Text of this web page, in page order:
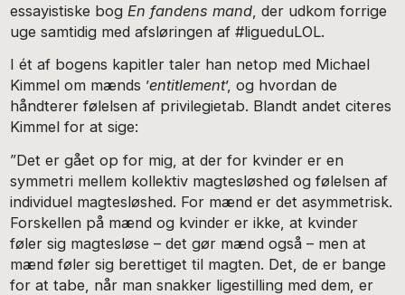
essayistiske bog En fandens mand , der udkom forrige
uge samtidig med afsløringen af #ligueduLOL.
I ét af bogens kapitler taler han netop med Michael
Kimmel om mænds ’entitlement’, og hvordan de
håndterer følelsen af privilegietab. Blandt andet citeres
Kimmel for at sige:
”Det er gået op for mig, at der for kvinder er en
symmetri mellem kollektiv magtesløshed og følelsen af
individuel magtesløshed. For mænd er det asymmetrisk.
Forskellen på mænd og kvinder er ikke, at kvinder
føler sig magtesløse – det gør mænd også – men at
mænd føler sig berettiget til magten. Det, de er bange
for at tabe, når man snakker ligestilling med dem, er